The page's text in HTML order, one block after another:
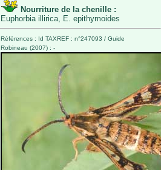
Nourriture de la chenille :
Euphorbia illirica, E. epithymoides
Références : Id TAXREF : n°247093 / Guide
Robineau (2007) : -